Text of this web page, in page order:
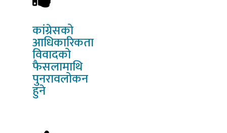
कांग्रेसको
आधिकारिकता
विवादको
फैसलामाथि
पुनरावलोकन
हुने